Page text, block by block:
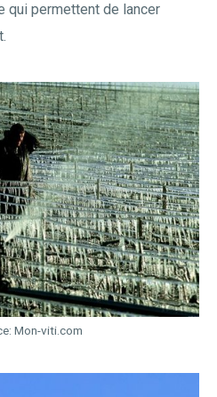
qui permettent de lancer
Mon-viti.com